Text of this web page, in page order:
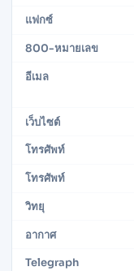
แฟกซ์
800-หมายเลข
อีเมล
เว็บไซต์
โทรศัพท์
โทรศัพท์
วิทยุ
อากาศ
Telegraph